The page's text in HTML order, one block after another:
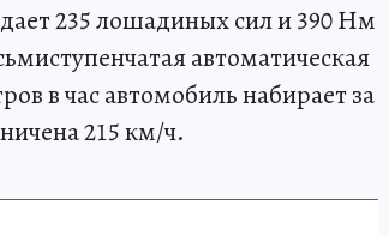
235 лошадиных сил и 390 Нм
автоматическая
в час автомобиль набирает за
215 км/ч.